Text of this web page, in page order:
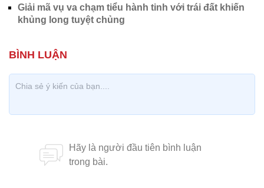
Giải mã vụ va chạm tiểu hành tinh với trái đất khiến
khủng long tuyệt chủng